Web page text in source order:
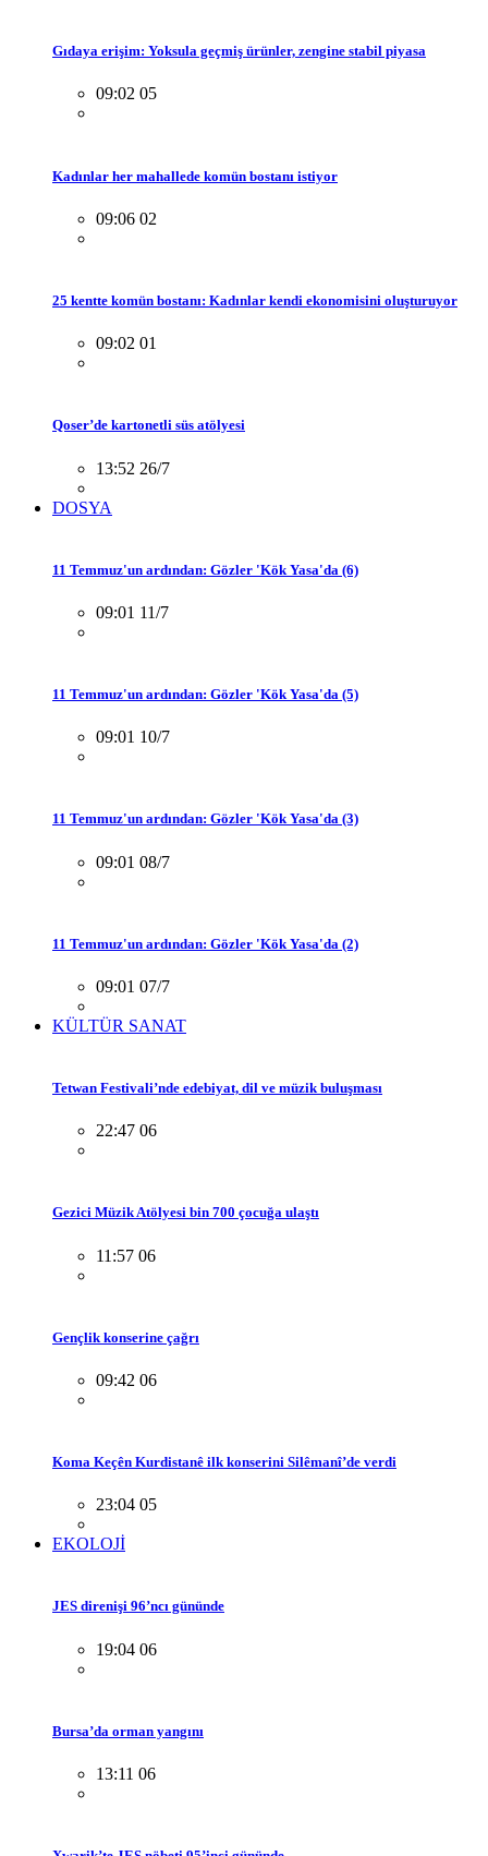
Gıdaya erişim: Yoksula geçmiş ürünler, zengine stabil piyasa
09:02 05
Kadınlar her mahallede komün bostanı istiyor
09:06 02
25 kentte komün bostanı: Kadınlar kendi ekonomisini oluşturuyor
09:02 01
Qoser’de kartonetli süs atölyesi
13:52 26/7
DOSYA
11 Temmuz'un ardından: Gözler 'Kök Yasa'da (6)
09:01 11/7
11 Temmuz'un ardından: Gözler 'Kök Yasa'da (5)
09:01 10/7
11 Temmuz'un ardından: Gözler 'Kök Yasa'da (3)
09:01 08/7
11 Temmuz'un ardından: Gözler 'Kök Yasa'da (2)
09:01 07/7
KÜLTÜR SANAT
Tetwan Festivali’nde edebiyat, dil ve müzik buluşması
22:47 06
Gezici Müzik Atölyesi bin 700 çocuğa ulaştı
11:57 06
Gençlik konserine çağrı
09:42 06
Koma Keçên Kurdistanê ilk konserini Silêmanî’de verdi
23:04 05
EKOLOJİ
JES direnişi 96’ncı gününde
19:04 06
Bursa’da orman yangını
13:11 06